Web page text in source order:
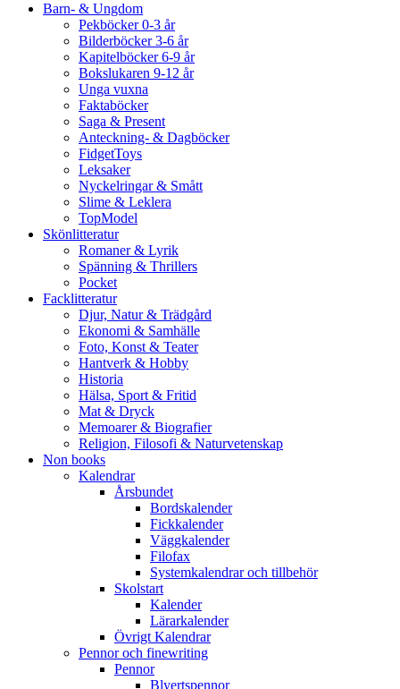
Barn- & Ungdom
Pekböcker 0-3 år
Bilderböcker 3-6 år
Kapitelböcker 6-9 år
Bokslukaren 9-12 år
Unga vuxna
Faktaböcker
Saga & Present
Anteckning- & Dagböcker
FidgetToys
Leksaker
Nyckelringar & Smått
Slime & Leklera
TopModel
Skönlitteratur
Romaner & Lyrik
Spänning & Thrillers
Pocket
Facklitteratur
Djur, Natur & Trädgård
Ekonomi & Samhälle
Foto, Konst & Teater
Hantverk & Hobby
Historia
Hälsa, Sport & Fritid
Mat & Dryck
Memoarer & Biografier
Religion, Filosofi & Naturvetenskap
Non books
Kalendrar
Årsbundet
Bordskalender
Fickkalender
Väggkalender
Filofax
Systemkalendrar och tillbehör
Skolstart
Kalender
Lärarkalender
Övrigt Kalendrar
Pennor och finewriting
Pennor
Blyertspennor